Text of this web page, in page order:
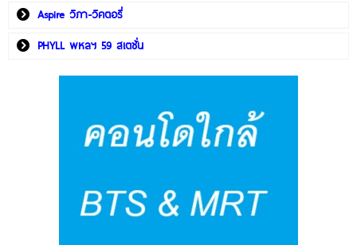
Aspire วิภา-วิคตอรี่
PHYLL พหลฯ 59 สเตชั่น